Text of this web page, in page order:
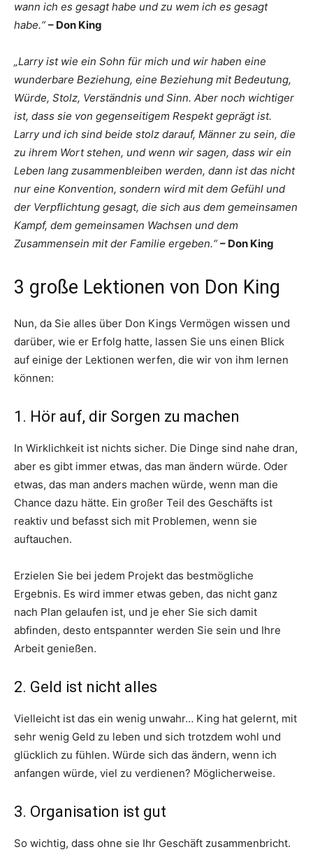
wann ich es gesagt habe und zu wem ich es gesagt
habe.“ – Don King
„Larry ist wie ein Sohn für mich und wir haben eine
wunderbare Beziehung, eine Beziehung mit Bedeutung,
Würde, Stolz, Verständnis und Sinn. Aber noch wichtiger
ist, dass sie von gegenseitigem Respekt geprägt ist.
Larry und ich sind beide stolz darauf, Männer zu sein, die
zu ihrem Wort stehen, und wenn wir sagen, dass wir ein
Leben lang zusammenbleiben werden, dann ist das nicht
nur eine Konvention, sondern wird mit dem Gefühl und
der Verpflichtung gesagt, die sich aus dem gemeinsamen
Kampf, dem gemeinsamen Wachsen und dem
Zusammensein mit der Familie ergeben.“ – Don King
3 große Lektionen von Don King
Nun, da Sie alles über Don Kings Vermögen wissen und
darüber, wie er Erfolg hatte, lassen Sie uns einen Blick
auf einige der Lektionen werfen, die wir von ihm lernen
können:
1. Hör auf, dir Sorgen zu machen
In Wirklichkeit ist nichts sicher. Die Dinge sind nahe dran,
aber es gibt immer etwas, das man ändern würde. Oder
etwas, das man anders machen würde, wenn man die
Chance dazu hätte. Ein großer Teil des Geschäfts ist
reaktiv und befasst sich mit Problemen, wenn sie
auftauchen.
Erzielen Sie bei jedem Projekt das bestmögliche
Ergebnis. Es wird immer etwas geben, das nicht ganz
nach Plan gelaufen ist, und je eher Sie sich damit
abfinden, desto entspannter werden Sie sein und Ihre
Arbeit genießen.
2. Geld ist nicht alles
Vielleicht ist das ein wenig unwahr… King hat gelernt, mit
sehr wenig Geld zu leben und sich trotzdem wohl und
glücklich zu fühlen. Würde sich das ändern, wenn ich
anfangen würde, viel zu verdienen? Möglicherweise.
3. Organisation ist gut
So wichtig, dass ohne sie Ihr Geschäft zusammenbricht.